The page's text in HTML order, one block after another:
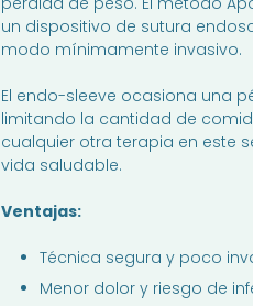
un dispositivo de sutura
modo mínimamente invasivo.
El endo-sleeve ocasiona una
limitando la cantidad de
cualquier otra terapia en este
vida saludable.
Ventajas:
Técnica segura y poco
Menor dolor y riesgo de